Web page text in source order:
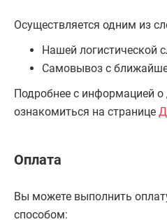
Осуществляется одним из
Нашей логистической
Самовывоз с
Подробнее с информацией
ознакомиться на странице
Оплата
Вы можете выполнить
способом: